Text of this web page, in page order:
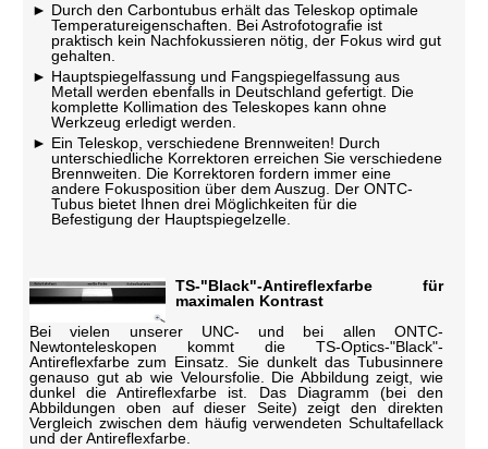
Durch den Carbontubus erhält das Teleskop optimale
Temperatureigenschaften. Bei Astrofotografie ist
praktisch kein Nachfokussieren nötig, der Fokus wird gut
gehalten.
Hauptspiegelfassung und Fangspiegelfassung aus
Metall werden ebenfalls in Deutschland gefertigt. Die
komplette Kollimation des Teleskopes kann ohne
Werkzeug erledigt werden.
Ein Teleskop, verschiedene Brennweiten! Durch
unterschiedliche Korrektoren erreichen Sie verschiedene
Brennweiten. Die Korrektoren fordern immer eine
andere Fokusposition über dem Auszug. Der ONTC-
Tubus bietet Ihnen drei Möglichkeiten für die
Befestigung der Hauptspiegelzelle.
TS-"Black"-Antireflexfarbe für
maximalen Kontrast
Bei vielen unserer UNC- und bei allen ONTC-
Newtonteleskopen kommt die TS-Optics-"Black"-
Antireflexfarbe zum Einsatz. Sie dunkelt das Tubusinnere
genauso gut ab wie Veloursfolie. Die Abbildung zeigt, wie
dunkel die Antireflexfarbe ist. Das Diagramm (bei den
Abbildungen oben auf dieser Seite) zeigt den direkten
Vergleich zwischen dem häufig verwendeten Schultafellack
und der Antireflexfarbe.